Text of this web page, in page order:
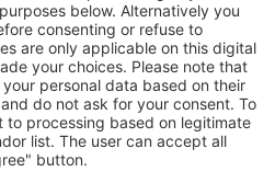
opțiune gratuită de anulare.
mult
speciale pentru utilizatorii